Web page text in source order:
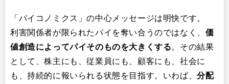
「パイコノミクス」の中心メッセージは明快です。
利害関係者が限られたパイを奪い合うのではなく、​ 価
値創造によってパイそのものを大きくする​。その結果
として、株主にも、従業員にも、顧客にも、社会に
も、持続的に報いられる状態を目指す。いわば、​分配